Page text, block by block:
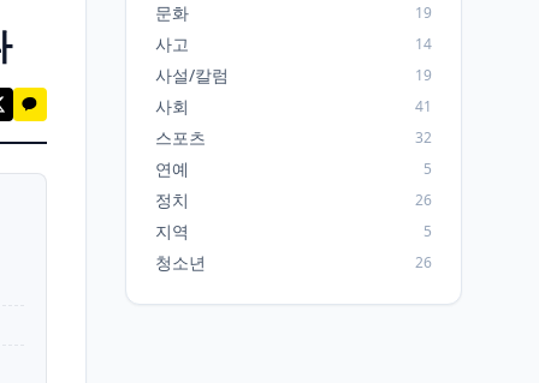
문화 19
사고 14
사설/칼럼 19
사회 41
스포츠 32
연예 5
정치 26
지역 5
청소년 26